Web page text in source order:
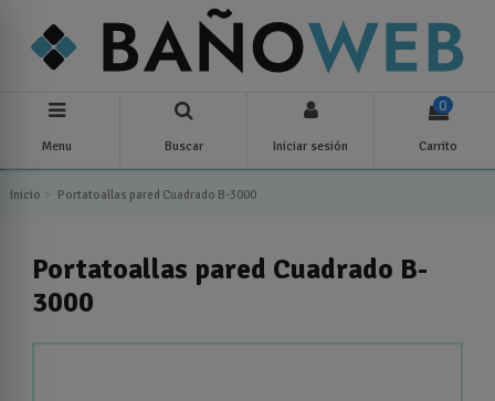
Menu Buscar Iniciar sesión
0
Carrito
Inicio Portatoallas pared Cuadrado B-3000
Portatoallas pared Cuadrado B-
3000